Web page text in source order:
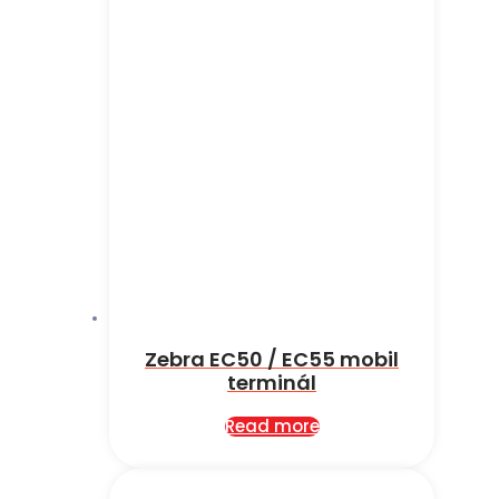
Zebra EC50 / EC55 mobil
terminál
Read more